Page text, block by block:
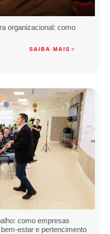
organizacional: como
SAIBA MAIS
como empresas
estar e pertencimento